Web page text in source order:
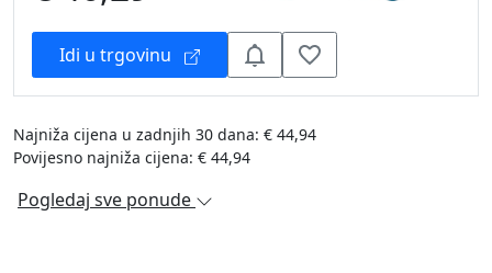
Idi u trgovinu
Najniža cijena u zadnjih 30 dana: € 44,94
Povijesno najniža cijena: € 44,94
Pogledaj sve ponude